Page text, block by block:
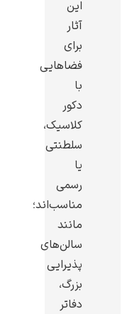
این
آثار
برای
فضاهایی
با
دکور
کلاسیک،
سلطنتی
یا
رسمی
مناسب‌اند؛
مانند
سالن‌های
پذیرایی
بزرگ،
دفاتر